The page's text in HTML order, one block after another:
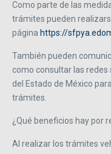
Como parte de las
trámites pueden
página https://
También pueden
como consultar las redes
del Estado de México
trámites.
¿Qué beneficios hay por
Al realizar los trámites